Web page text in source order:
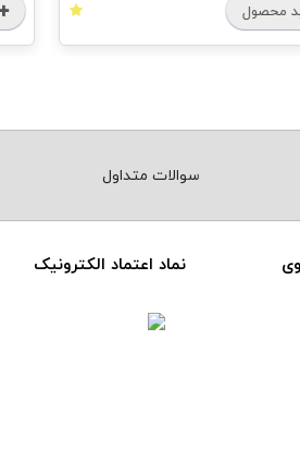
محصول
سوالات متداول
نماد اعتماد الکترونیک